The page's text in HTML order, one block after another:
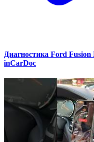
Диагностика Ford
inCarDoc